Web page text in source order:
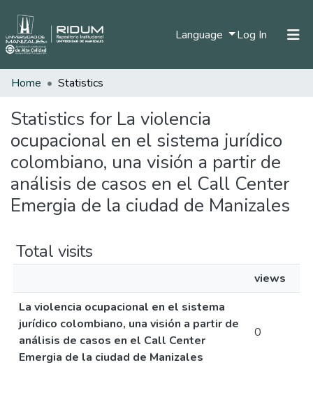
Language Log In (current)
Communities & Collections
All of DSpace
Home Statistics
Statistics for La violencia
ocupacional en el sistema jurídico
colombiano, una visión a partir de
análisis de casos en el Call Center
Emergia de la ciudad de Manizales
Total visits
views
La violencia ocupacional en el sistema
jurídico colombiano, una visión a partir de
análisis de casos en el Call Center
Emergia de la ciudad de Manizales
0